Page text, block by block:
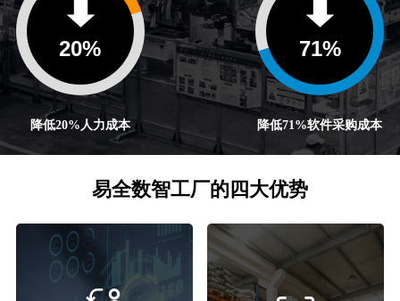
20%
降低20%人力成本
71%
降低71%软件采购成本
易全数智工厂的四大优势